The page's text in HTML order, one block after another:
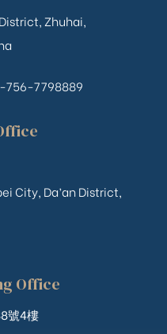
Zhuhai,
756-7798889
City, Da’an District,
Office
號4樓